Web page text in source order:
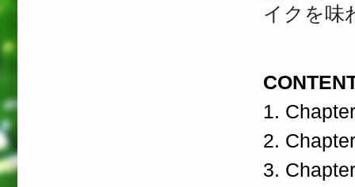
イクを味
1.
2.
3.